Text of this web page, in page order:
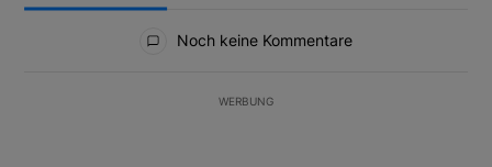
Noch keine Kommentare
WERBUNG